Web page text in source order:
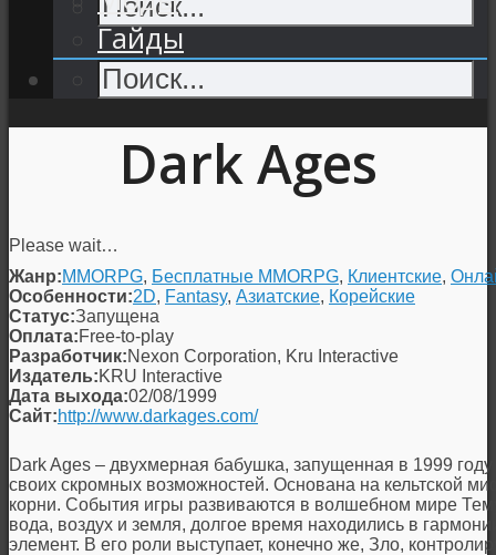
Гайды
Dark Ages
Please wait…
Жанр:MMORPG, Бесплатные MMORPG, Клиентские,
Особенности:2D, Fantasy, Азиатские, Корейские
Статус:Запущена
Оплата:Free-to-play
Разработчик:Nexon Corporation, Kru Interactive
Издатель:KRU Interactive
Дата выхода:02/08/1999
Сайт:http://www.darkages.com/
Dark Ages – двухмерная бабушка, запущенная в 1999
своих скромных возможностей. Основана на кельтской
корни. События игры развиваются в волшебном мире
вода, воздух и земля, долгое время находились в
элемент. В его роли выступает, конечно же, Зло,